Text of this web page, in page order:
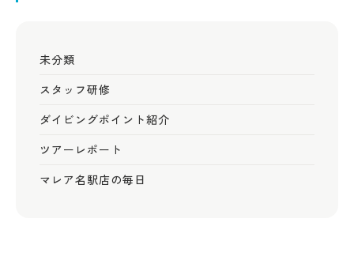
未分類
スタッフ研修
ダイビングポイント紹介
ツアーレポート
マレア名駅店の毎日